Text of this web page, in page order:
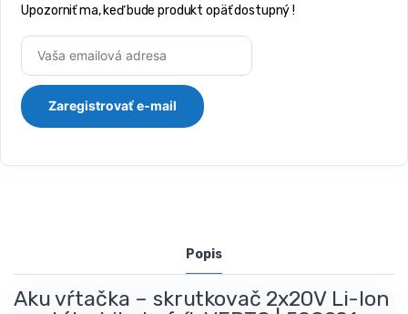
Upozorniť ma, keď bude produkt opäť dostupný !
Popis
Aku vŕtačka – skrutkovač 2x20V Li-Ion